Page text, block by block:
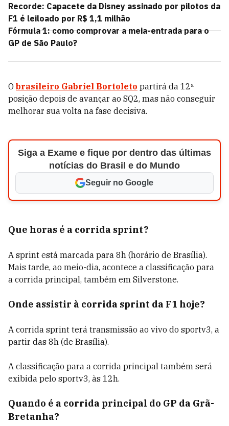
Recorde: Capacete da Disney assinado por pilotos da
F1 é leiloado por R$ 1,1 milhão
Fórmula 1: como comprovar a meia-entrada para o
GP de São Paulo?
O brasileiro Gabriel Bortoleto partirá da 12ª
posição depois de avançar ao SQ2, mas não conseguir
melhorar sua volta na fase decisiva.
Siga a Exame e fique por dentro das últimas
notícias do Brasil e do Mundo
Seguir no Google
Que horas é a corrida sprint?
A sprint está marcada para 8h (horário de Brasília).
Mais tarde, ao meio-dia, acontece a classificação para
a corrida principal, também em Silverstone.
Onde assistir à corrida sprint da F1 hoje?
A corrida sprint terá transmissão ao vivo do sportv3, a
partir das 8h (de Brasília).
A classificação para a corrida principal também será
exibida pelo sportv3, às 12h.
Quando é a corrida principal do GP da Grã-
Bretanha?